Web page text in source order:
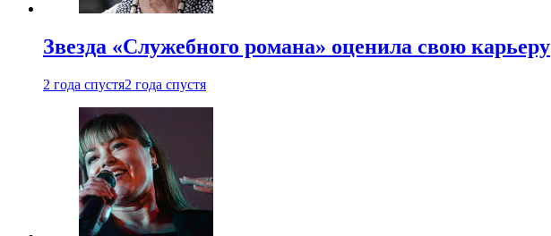
Звезда «Служебного романа» оценила свою карьеру
2 года спустя2 года спустя